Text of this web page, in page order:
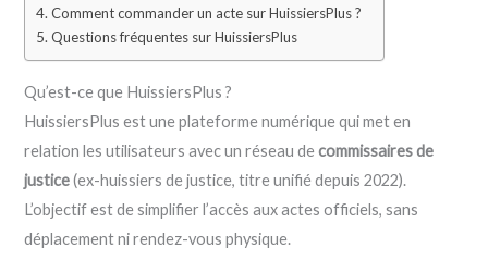
Comment commander un acte sur HuissiersPlus ?
Questions fréquentes sur HuissiersPlus
Qu’est-ce que HuissiersPlus ?
HuissiersPlus est une plateforme numérique qui met en
relation les utilisateurs avec un réseau decommissaires de
justice(ex-huissiers de justice, titre unifié depuis 2022).
L’objectif est de simplifier l’accès aux actes officiels, sans
déplacement ni rendez-vous physique.